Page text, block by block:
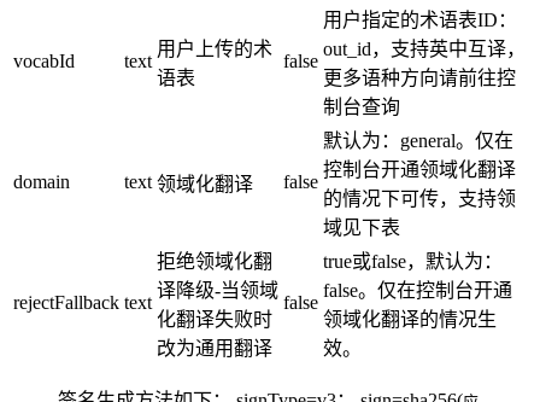
vocabId text
用户上传的术
语表
false
用户指定的术语表ID：
out_id，支持英中互译，
更多语种方向请前往控
制台查询
domain text 领域化翻译 false
默认为：general。仅在
控制台开通领域化翻译
的情况下可传，支持领
域见下表
rejectFallback text
拒绝领域化翻
译降级-当领域
化翻译失败时
改为通用翻译
false
true或false，默认为：
false。仅在控制台开通
领域化翻译的情况生
效。